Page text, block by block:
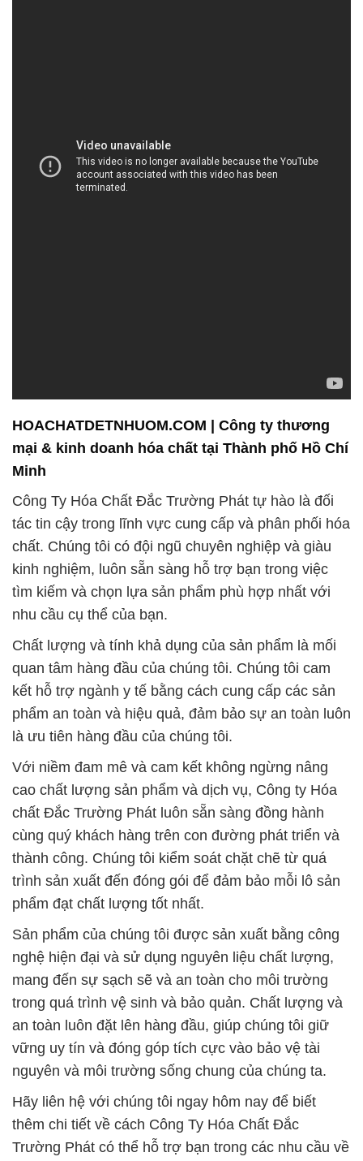
HOACHATDETNHUOM.COM | Công ty thương
mại & kinh doanh hóa chất tại Thành phố Hồ Chí
Minh
Công Ty Hóa Chất Đắc Trường Phát tự hào là đối
tác tin cậy trong lĩnh vực cung cấp và phân phối hóa
chất. Chúng tôi có đội ngũ chuyên nghiệp và giàu
kinh nghiệm, luôn sẵn sàng hỗ trợ bạn trong việc
tìm kiếm và chọn lựa sản phẩm phù hợp nhất với
nhu cầu cụ thể của bạn.
Chất lượng và tính khả dụng của sản phẩm là mối
quan tâm hàng đầu của chúng tôi. Chúng tôi cam
kết hỗ trợ ngành y tế bằng cách cung cấp các sản
phẩm an toàn và hiệu quả, đảm bảo sự an toàn luôn
là ưu tiên hàng đầu của chúng tôi.
Với niềm đam mê và cam kết không ngừng nâng
cao chất lượng sản phẩm và dịch vụ, Công ty Hóa
chất Đắc Trường Phát luôn sẵn sàng đồng hành
cùng quý khách hàng trên con đường phát triển và
thành công. Chúng tôi kiểm soát chặt chẽ từ quá
trình sản xuất đến đóng gói để đảm bảo mỗi lô sản
phẩm đạt chất lượng tốt nhất.
Sản phẩm của chúng tôi được sản xuất bằng công
nghệ hiện đại và sử dụng nguyên liệu chất lượng,
mang đến sự sạch sẽ và an toàn cho môi trường
trong quá trình vệ sinh và bảo quản. Chất lượng và
an toàn luôn đặt lên hàng đầu, giúp chúng tôi giữ
vững uy tín và đóng góp tích cực vào bảo vệ tài
nguyên và môi trường sống chung của chúng ta.
Hãy liên hệ với chúng tôi ngay hôm nay để biết
thêm chi tiết về cách Công Ty Hóa Chất Đắc
Trường Phát có thể hỗ trợ bạn trong các nhu cầu về